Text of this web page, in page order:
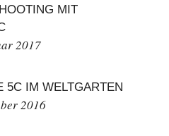
MIT
2017
5C IM WELTGARTEN
2016